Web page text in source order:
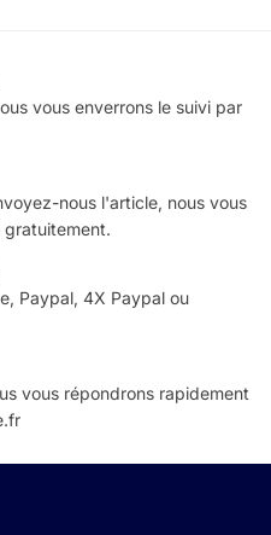
vous enverrons le suivi par
nous l'article, nous vous
gratuitement.
Paypal, 4X Paypal ou
vous répondrons rapidement